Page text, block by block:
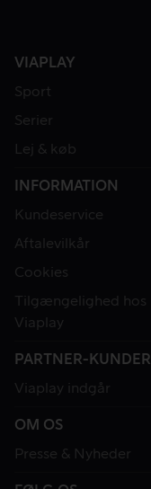
VIAPLAY
Sport
Serier
Lej & køb
INFORMATION
Kundeservice
Aftalevilkår
Cookies
Tilgængelighed hos
Viaplay
PARTNER-KUNDER
Viaplay indgår
OM OS
Presse & Nyheder